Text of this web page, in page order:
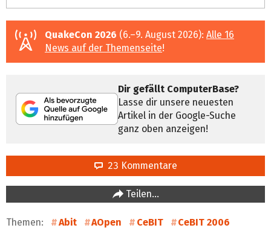
QuakeCon 2026 (6.–9. August 2026): Alle 16
News auf der Themenseite!
Dir gefällt ComputerBase?
Lasse dir unsere neuesten
Artikel in der Google-Suche
ganz oben anzeigen!
23 Kommentare
Teilen…
Themen: Abit AOpen CeBIT
CeBIT 2006